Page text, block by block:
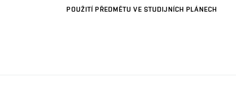
POUŽITÍ PŘEDMĚTU VE STUDIJNÍCH PLÁNECH